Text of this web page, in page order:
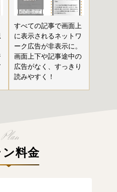
すべての記事で画面上
に表示されるネットワ
ーク広告が非表示に。
画面上下や記事途中の
広告がなく、すっきり
読みやすく！
ン料金